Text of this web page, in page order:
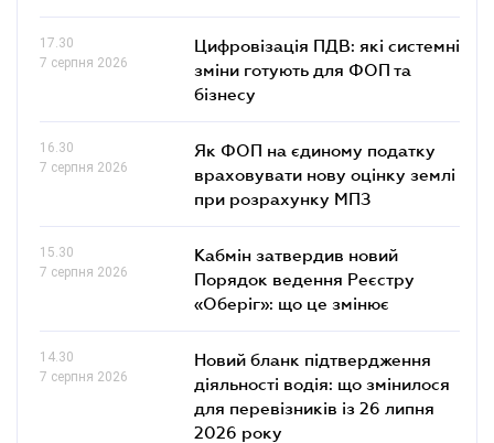
17.30
7 серпня 2026
Цифровізація ПДВ: які системні
зміни готують для ФОП та
бізнесу
16.30
7 серпня 2026
Як ФОП на єдиному податку
враховувати нову оцінку землі
при розрахунку МПЗ
15.30
7 серпня 2026
Кабмін затвердив новий
Порядок ведення Реєстру
«Оберіг»: що це змінює
14.30
7 серпня 2026
Новий бланк підтвердження
діяльності водія: що змінилося
для перевізників із 26 липня
2026 року